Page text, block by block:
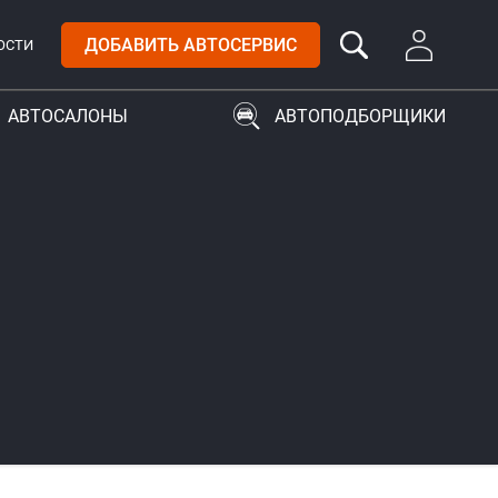
ДОБАВИТЬ АВТОСЕРВИС
АВТОСАЛОНЫ АВТОПОДБОРЩИКИ